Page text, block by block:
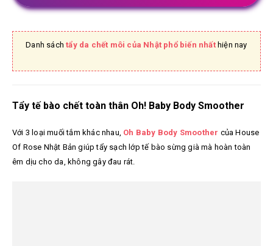
Danh sáchtẩy da chết môi của Nhật phổ biến nhấthiện nay
Tẩy tế bào chết toàn thân Oh! Baby Body Smoother
Với 3 loại muối tắm khác nhau, Oh Baby Body Smoother của House
Of Rose Nhật Bản giúp tẩy sạch lớp tế bào sừng già mà hoàn toàn
êm dịu cho da, không gây đau rát.